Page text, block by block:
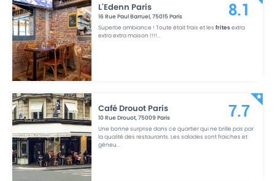
L'Edenn Paris
16 Rue Paul Barruel,75015Paris
Superbe ambiance ! Toute était frais et lesfritesextra
extra extra maison !!!!...
8.1
Café Drouot Paris
10 Rue Drouot,75009 Paris
Une bonne surprise dans ce quartier qui ne brille pas par
la qualité des restaurants. Les salades sont fraiches et
géneu...
7.7